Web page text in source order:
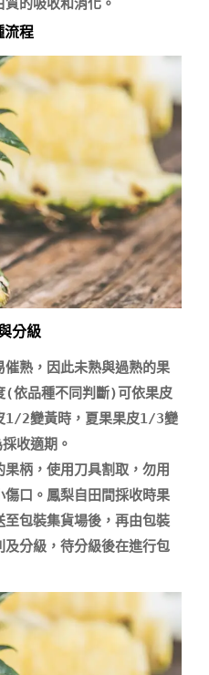
流程
分級
熟，因此未熟與過熟的果
(依品種不同判斷)可依果皮
1/2變黃時，夏果果皮1/3變
收適期。
柄，使用刀具割取，勿用
口。鳳梨自田間採收時果
包裝集貨場後，再由包裝
分級，待分級後在進行包